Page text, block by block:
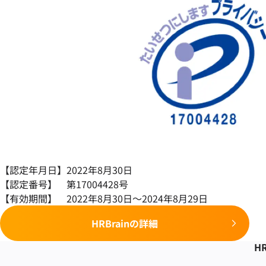
【認定年月日】2022年8月30日
【認定番号】 第17004428号
【有効期間】 2022年8月30日～2024年8月29日
HRBrainの詳細